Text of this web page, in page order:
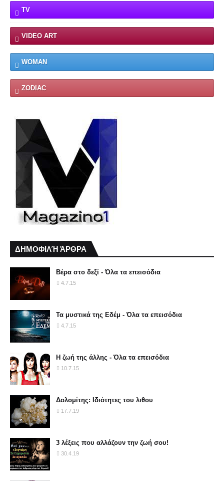
TV
VIDEO ART
WOMAN
ZODIAC
ΔΗΜΟΦΙΛΉ ΆΡΘΡΑ
Βέρα στο δεξί - Όλα τα επεισόδια
4.7.15
Τα μυστικά της Εδέμ - Όλα τα επεισόδια
4.7.15
Η ζωή της άλλης - Όλα τα επεισόδια
10.7.15
Δολομίτης: Ιδιότητες του λιθου
17.7.19
3 λέξεις που αλλάζουν την ζωή σου!
30.4.19